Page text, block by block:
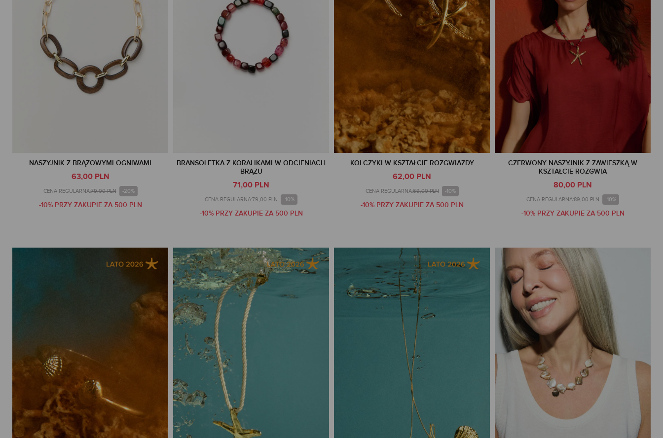
NASZYJNIK Z BRĄZOWYMI OGNIWAMI
63,00 PLN
CENA REGULARNA:79,00 PLN -20%
-10% PRZY ZAKUPIE ZA 500 PLN
BRANSOLETKA Z KORALIKAMI W ODCIENIACH
BRĄZU
71,00 PLN
CENA REGULARNA:79,00 PLN -10%
-10% PRZY ZAKUPIE ZA 500 PLN
KOLCZYKI W KSZTAŁCIE ROZGWIAZDY
62,00 PLN
CENA REGULARNA:69,00 PLN -10%
-10% PRZY ZAKUPIE ZA 500 PLN
CZERWONY NASZYJNIK Z ZAWIESZKĄ W
KSZTAŁCIE ROZGWIA
80,00 PLN
CENA REGULARNA:89,00 PLN -10%
-10% PRZY ZAKUPIE ZA 500 PLN